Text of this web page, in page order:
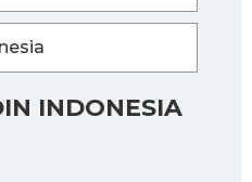
INDONESIA